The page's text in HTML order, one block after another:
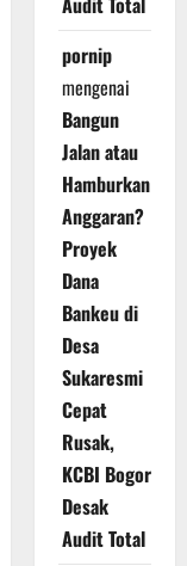
pornip
mengenai
Bangun
Jalan atau
Hamburkan
Anggaran?
Proyek
Dana
Bankeu di
Desa
Sukaresmi
Cepat
Rusak,
KCBI Bogor
Desak
Audit Total